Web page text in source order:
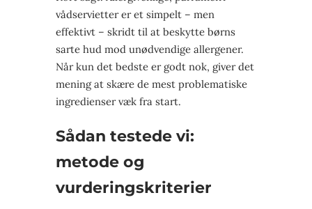
vådservietter er et simpelt – men
effektivt – skridt til at beskytte børns
sarte hud mod unødvendige allergener.
Når kun det bedste er godt nok, giver det
mening at skære de mest problematiske
ingredienser væk fra start.
Sådan testede vi:
metode og
vurderingskriterier